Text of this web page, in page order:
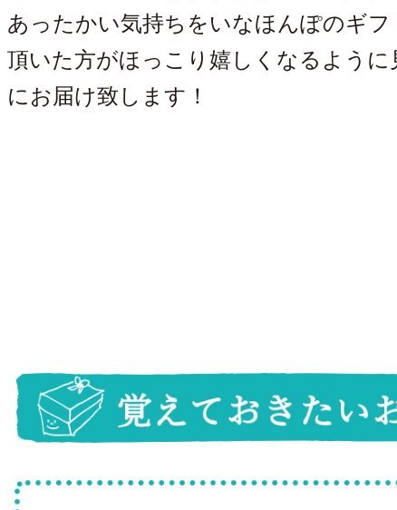
あったかい気持ちをいなほんぽのギフ
頂いた方がほっこり嬉しくなるよう
にお届け致します！